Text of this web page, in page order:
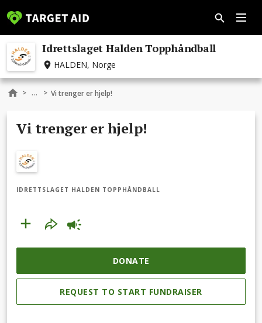
Idrettslaget Halden Topphåndball
HALDEN, Norge
> ... > Vi trenger er hjelp!
Vi trenger er hjelp!
IDRETTSLAGET HALDEN TOPPHÅNDBALL
DONATE
REQUEST TO START FUNDRAISER